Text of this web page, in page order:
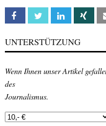
Facebook Twitter Linkedin Xing
UNTERSTÜTZUNG
Wenn Ihnen unser Artikel
des
Journalismus.